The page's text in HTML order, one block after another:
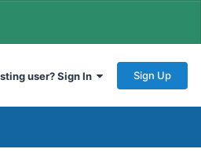
user? Sign In Sign Up